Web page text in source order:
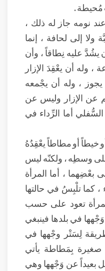
مُحيطة .
نومه جاز له ذلك ،
ولا إلى لحافة ، إنما
عليه نِطاقاً ، وأن
وله أن يعْقِدَ الإزار
، وله أن يجْمعه
عن الإزار وليس عن
أما الرِّداء في
خيطاً أو مطاطاً يعْقِدُهُ
وسطِه ، ولكنّه ليس
بعْضِهما ، أما المرأة
كما تلْبِسُ في حالتها
تعود على حسب
في بلدها فينبغي
لِسَتْر وجْهها في
بِمَطاطة يأتي
بعيداً عن وَجْهها وهي